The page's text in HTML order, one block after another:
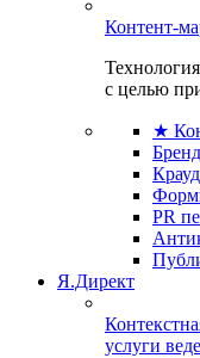
Контент-
с целью
★
PR
Я.Директ
услуги